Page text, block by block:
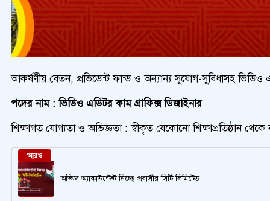
আকর্ষণীয় বেতন, প্রভিডেন্ট ফান্ড ও অন্যান্য সুযোগ-সুবিধাসহ ভিডিও
পদের নাম : ভিডিও এডিটর কাম গ্রাফিক্স ডিজাইনার
শিক্ষাগত যোগ্যতা ও অভিজ্ঞতা : স্বীকৃত যেকোনো শিক্ষাপ্রতিষ্ঠান
আরও
অভিজ্ঞ অ্যাকাউন্টেন্ট নিচ্ছে প্রবাসীর সিটি লিমিটেড